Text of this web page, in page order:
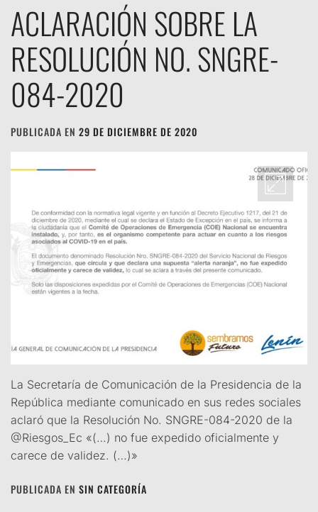
ACLARACIÓN SOBRE LA
RESOLUCIÓN NO. SNGRE-
084-2020
PUBLICADA EN 29 DE DICIEMBRE DE 2020
La Secretaría de Comunicación de la Presidencia de la
República mediante comunicado en sus redes sociales
aclaró que la Resolución No. SNGRE-084-2020 de la
@Riesgos_Ec «(…) no fue expedido oficialmente y
carece de validez. (…)»
PUBLICADA EN SIN CATEGORÍA